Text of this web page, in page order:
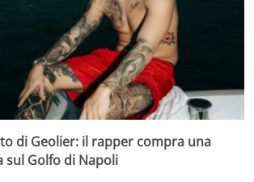
di Geolier: il rapper compra una
sul Golfo di Napoli